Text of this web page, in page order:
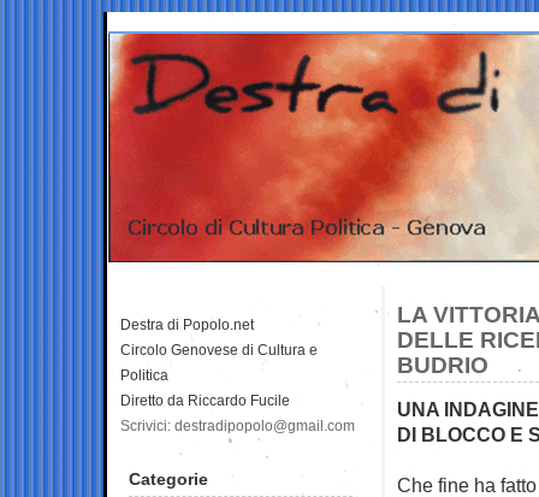
LA
DELLE
BUDRIO
UNA
DI BLOCCO E
Che fine ha
Destra di Popolo.net
Circolo Genovese di Cultura e
Politica
Diretto da Riccardo Fucile
Scrivici: destradipopolo@gmail.com
Categorie